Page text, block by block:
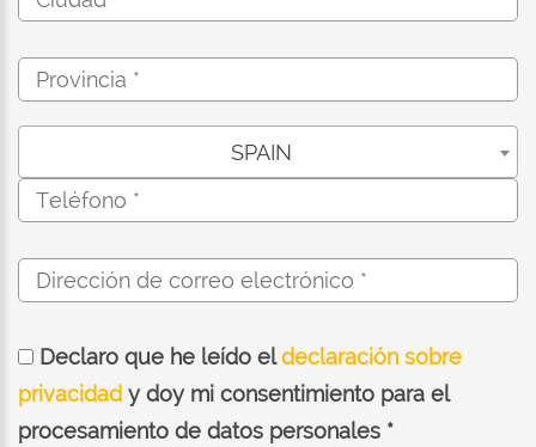
SPAIN
Declaro que he leído eldeclaración sobre
privacidad y doy mi consentimiento para el
procesamiento de datos personales *